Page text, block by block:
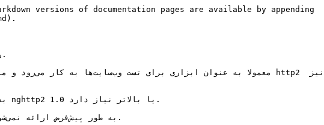
versions of documentation pages are available by appending